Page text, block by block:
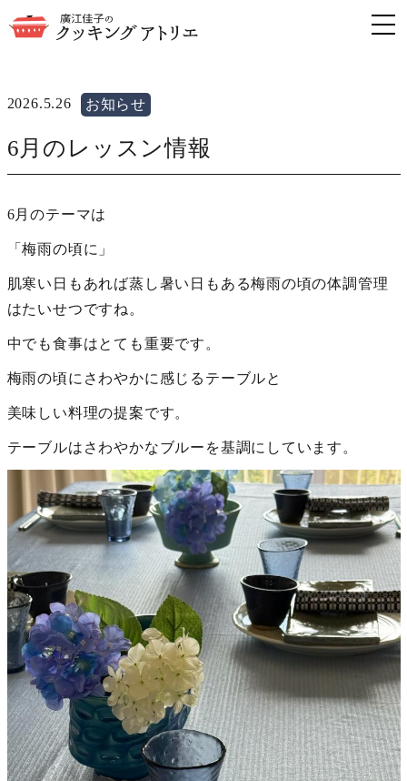
2026.5.26 お知らせ
6月のレッスン情報
6月のテーマは
「梅雨の頃に」
肌寒い日もあれば蒸し暑い日もある梅雨の頃の体調管理
はたいせつですね。
中でも食事はとても重要です。
梅雨の頃にさわやかに感じるテーブルと
美味しい料理の提案です。
テーブルはさわやかなブルーを基調にしています。